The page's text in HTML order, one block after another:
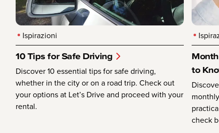
Ispirazioni
10 Tips for Safe Driving
Discover 10 essential tips for safe driving,
whether in the city or on a road trip. Check out
your options at Let’s Drive and proceed with your
rental.
to
check